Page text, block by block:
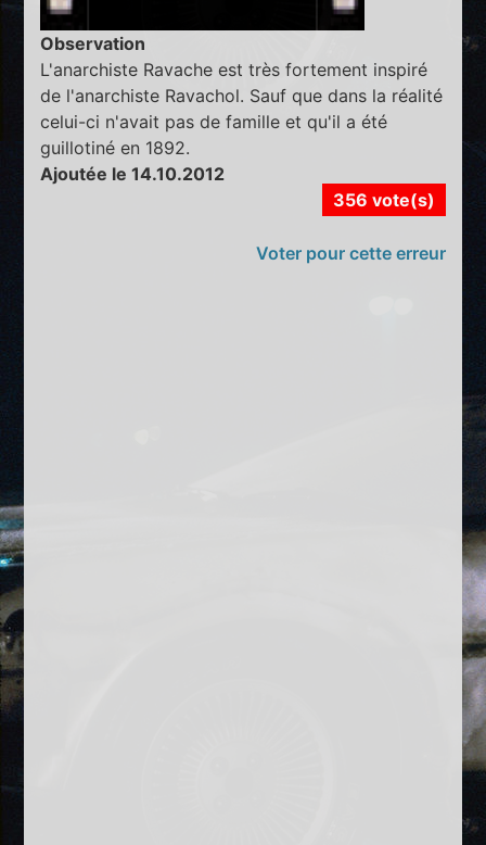
Observation
L'anarchiste Ravache est très fortement inspiré
de l'anarchiste Ravachol. Sauf que dans la réalité
celui-ci n'avait pas de famille et qu'il a été
guillotiné en 1892.
Ajoutée le 14.10.2012
356 vote(s)
Voter pour cette erreur